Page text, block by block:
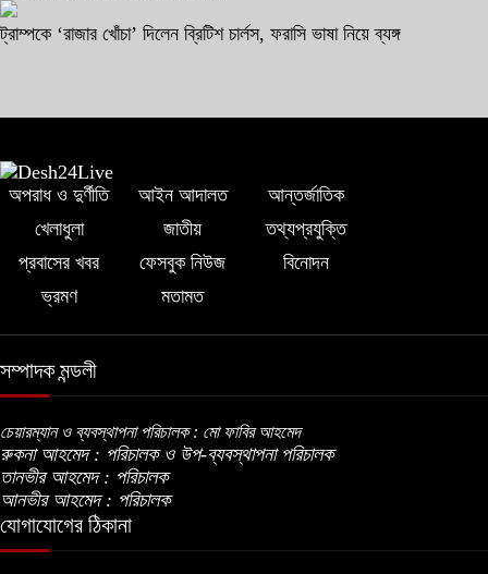
ট্রাম্পকে ‘রাজার খোঁচা’ দিলেন ব্রিটিশ চার্লস, ফরাসি ভাষা নিয়ে ব্যঙ্গ
অপরাধ ও দুর্ণীতি আইন আদালত
আন্তর্জাতিক
খেলাধুলা
জাতীয়
তথ্যপ্রযুক্তি
প্রবাসের খবর
ফেসবুক নিউজ
বিনোদন
ভ্রমণ
মতামত
সম্পাদক মন্ডলী
চেয়ারম্যান ও ব্যবস্থাপনা পরিচালক : মো ফাবির আহমেদ
রুকনা আহমেদ : পরিচালক ও উপ-ব্যবস্থাপনা পরিচালক
তানভীর আহমেদ : পরিচালক
আনভীর আহমেদ : পরিচালক
যোগাযোগের ঠিকানা